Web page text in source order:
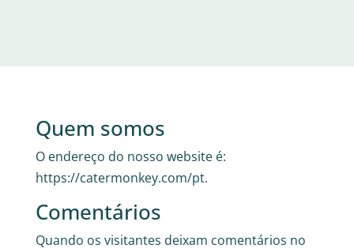
Quem somos
O endereço do nosso website é:
https://catermonkey.com/pt.
Comentários
Quando os visitantes deixam comentários no